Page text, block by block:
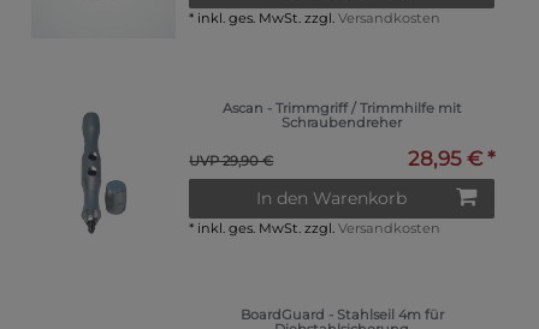
* inkl. ges. MwSt. zzgl.Versandkosten
Ascan - Trimmgriff / Trimmhilfe mit
Schraubendreher
UVP 29,90 € 28,95 € *
In den Warenkorb
* inkl. ges. MwSt. zzgl.Versandkosten
BoardGuard - Stahlseil 4m für